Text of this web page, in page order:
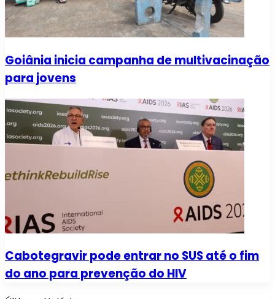
Goiânia inicia campanha de multivacinação
para jovens
Cabotegravir pode entrar no SUS até o fim
do ano para prevenção do HIV